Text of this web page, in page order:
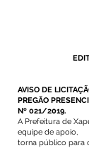
AVISO DE
PREGÃO
Nº 021/2019.
A Prefeitura de
equipe de apoio,
torna público para